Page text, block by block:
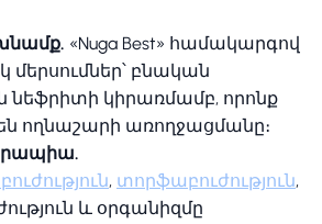
«Nuga Best» համակարգով
բնական
կիրառմամբ, որոնք
ողնաշարի առողջացմանը։
, տորֆաբուժություն,
և օրգանիզմը